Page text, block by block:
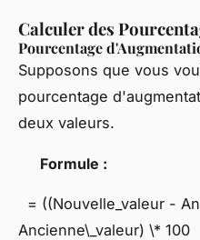
Calculer des
Pourcentage
Supposons que vous
pourcentage
deux valeurs.
Formule :
= ((Nouvelle_valeur -
Ancienne\_valeur) \* 100